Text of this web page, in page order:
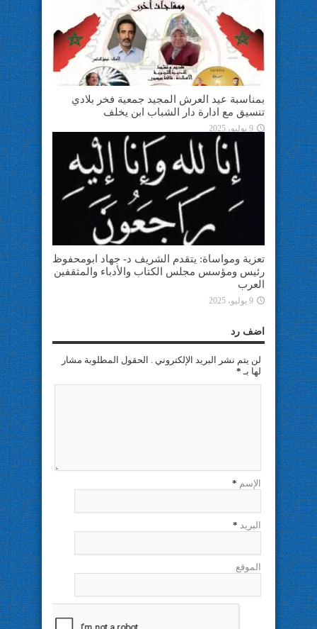
بمناسبة عيد العرش المجيد جمعية فخر بلادي
تنسيق مع ادارة دار الشباب ابن يخلف
9 يوليو، 2025
تعزية ومواساة: يتقدم الشريف د- جهاد ابومحفوظ
رئيس ومؤسس مجلس الكتاب والأدباء والمثقفين
العرب
9 يوليو، 2025
اضف رد
لن يتم نشر البريد الإلكتروني . الحقول المطلوبة مشار
لها بـ *
الإسم *
البريد *
الموقع